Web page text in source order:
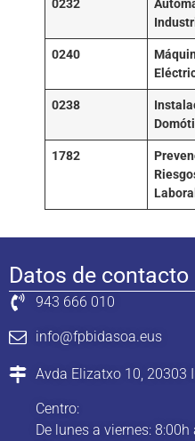
0232
0240
0238
1782
Datos de contacto
943 666 010
info@fpbidasoa.eus
Avda Elizatxo 10, 20303
Centro:
De lunes a viernes: 8:00h